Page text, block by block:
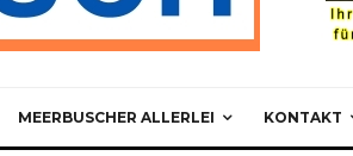
MEERBUSCHER ALLERLEI KONTAKT